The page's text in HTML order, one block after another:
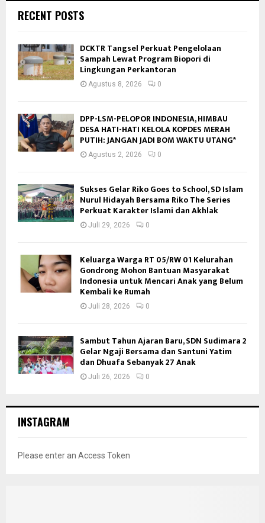
RECENT POSTS
DCKTR Tangsel Perkuat Pengelolaan
Sampah Lewat Program Biopori di
Lingkungan Perkantoran
Agustus 8, 2026 0
DPP-LSM-PELOPOR INDONESIA, HIMBAU
DESA HATI-HATI KELOLA KOPDES MERAH
PUTIH: JANGAN JADI BOM WAKTU UTANG*
Agustus 2, 2026 0
Sukses Gelar Riko Goes to School, SD Islam
Nurul Hidayah Bersama Riko The Series
Perkuat Karakter Islami dan Akhlak
Juli 29, 2026 0
Keluarga Warga RT 05/RW 01 Kelurahan
Gondrong Mohon Bantuan Masyarakat
Indonesia untuk Mencari Anak yang Belum
Kembali ke Rumah
Juli 28, 2026 0
Sambut Tahun Ajaran Baru, SDN Sudimara 2
Gelar Ngaji Bersama dan Santuni Yatim
dan Dhuafa Sebanyak 27 Anak
Juli 26, 2026 0
INSTAGRAM
Please enter an Access Token